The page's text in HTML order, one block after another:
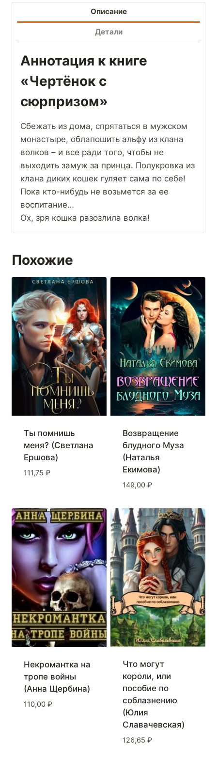
Описание
Детали
Аннотация к книге
«Чертёнок с
сюрпризом»
Сбежать из дома, спрятаться в мужском
монастыре, облапошить альфу из клана
волков – и все ради того, чтобы не
выходить замуж за принца. Полукровка из
клана диких кошек гуляет сама по себе!
Пока кто-нибудь не возьмется за ее
воспитание…
Ох, зря кошка разозлила волка!
Похожие
Ты помнишь
меня? (Светлана
Ершова)
111,75 ₽
Возвращение
блудного Муза
(Наталья
Екимова)
149,00 ₽
Некромантка на
тропе войны
(Анна Щербина)
110,00 ₽
Что могут
короли, или
пособие по
соблазнению
(Юлия
Славачевская)
126,65 ₽